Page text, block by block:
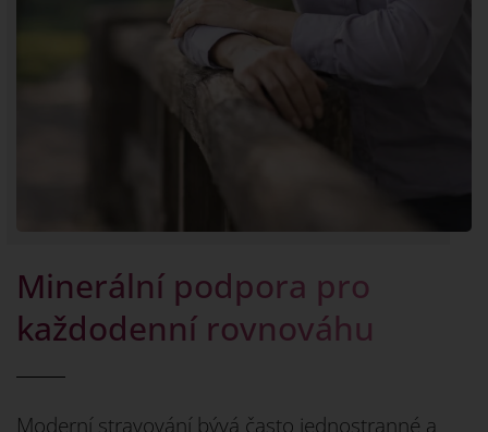
Minerální podpora pro
každodenní rovnováhu
Moderní stravování bývá často jednostranné a